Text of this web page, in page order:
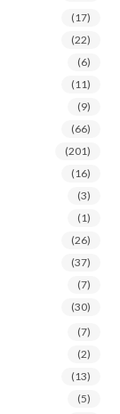
(17)
(22)
(6)
(11)
(9)
(66)
(201)
(16)
(3)
(1)
(26)
(37)
(7)
(30)
(7)
(2)
(13)
(5)